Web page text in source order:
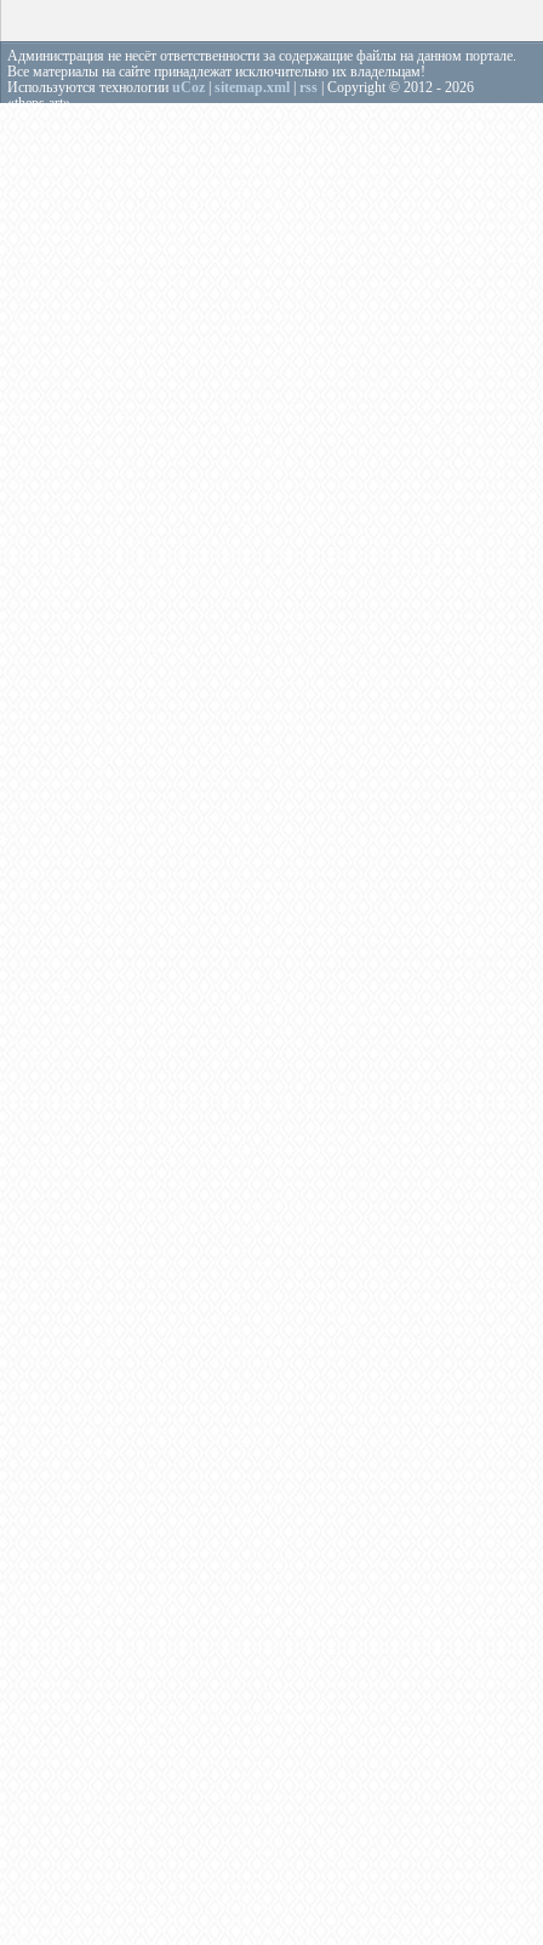
Администрация не несёт ответственности за содержащие файлы на данном портале.
Все материалы на сайте принадлежат исключительно их владельцам!
Используются технологии uCoz sitemap.xml rss | Copyright © 2012 - 2026
«theps.art»